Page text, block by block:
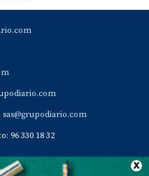
sas@grupodiario.com
96 330 18 32
Política de privacidad